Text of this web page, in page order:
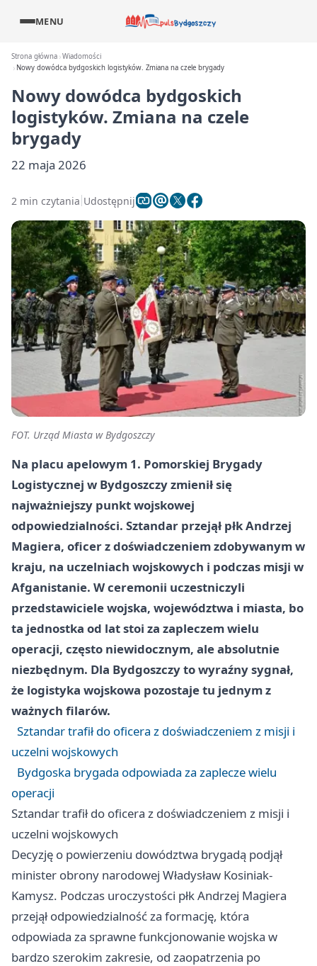
MENU
Strona główna Wiadomości
Nowy dowódca bydgoskich logistyków. Zmiana na czele brygady
Nowy dowódca bydgoskich
logistyków. Zmiana na czele
brygady
22 maja 2026
2 min czytania Udostępnij
FOT. Urząd Miasta w Bydgoszczy
Na placu apelowym 1. Pomorskiej Brygady
Logistycznej w Bydgoszczy zmienił się
najważniejszy punkt wojskowej
odpowiedzialności. Sztandar przejął płk Andrzej
Magiera, oficer z doświadczeniem zdobywanym w
kraju, na uczelniach wojskowych i podczas misji w
Afganistanie. W ceremonii uczestniczyli
przedstawiciele wojska, województwa i miasta, bo
ta jednostka od lat stoi za zapleczem wielu
operacji, często niewidocznym, ale absolutnie
niezbędnym. Dla Bydgoszczy to wyraźny sygnał,
że logistyka wojskowa pozostaje tu jednym z
ważnych filarów.
Sztandar trafił do oficera z doświadczeniem z misji i
uczelni wojskowych
Bydgoska brygada odpowiada za zaplecze wielu
operacji
Sztandar trafił do oficera z doświadczeniem z misji i
uczelni wojskowych
Decyzję o powierzeniu dowództwa brygadą podjął
minister obrony narodowej Władysław Kosiniak-
Kamysz. Podczas uroczystości płk Andrzej Magiera
przejął odpowiedzialność za formację, która
odpowiada za sprawne funkcjonowanie wojska w
bardzo szerokim zakresie, od zaopatrzenia po